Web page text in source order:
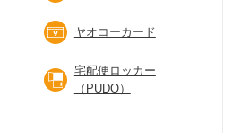
ヤオコーカード
宅配便ロッカー
（PUDO）